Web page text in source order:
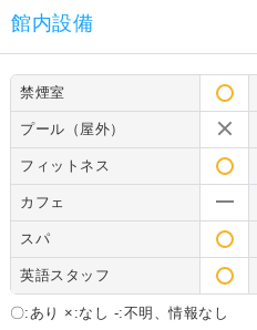
館内設備
禁煙室
プール（屋外）
フィットネス
カフェ
スパ
英語スタッフ
〇:あり ×:なし -:不明、情報なし